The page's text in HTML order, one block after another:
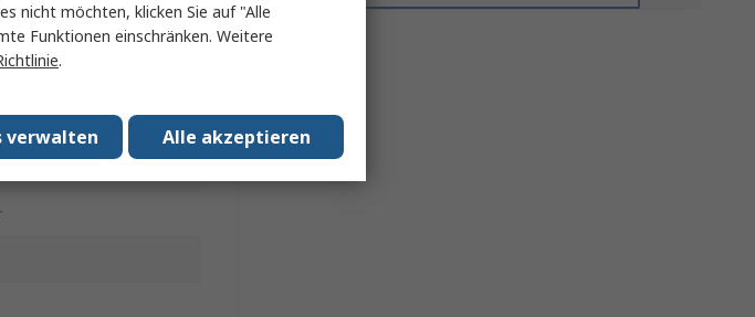
nicht möchten, klicken Sie auf "Alle
Funktionen einschränken. Weitere
.
Alle akzeptieren
verwalten